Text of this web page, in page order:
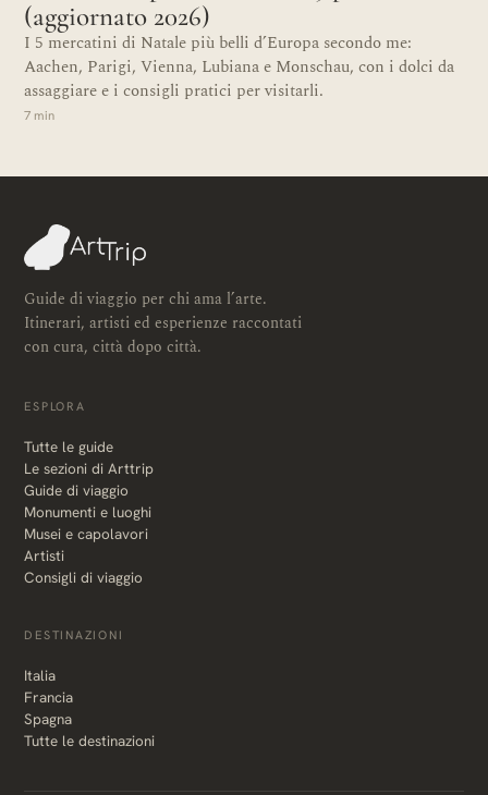
(aggiornato 2026)
I 5 mercatini di Natale più belli d’Europa secondo me:
Aachen, Parigi, Vienna, Lubiana e Monschau, con i dolci da
assaggiare e i consigli pratici per visitarli.
7 min
Guide di viaggio per chi ama l’arte.
Itinerari, artisti ed esperienze raccontati
con cura, città dopo città.
ESPLORA
Tutte le guide
Le sezioni di Arttrip
Guide di viaggio
Monumenti e luoghi
Musei e capolavori
Artisti
Consigli di viaggio
DESTINAZIONI
Italia
Francia
Spagna
Tutte le destinazioni